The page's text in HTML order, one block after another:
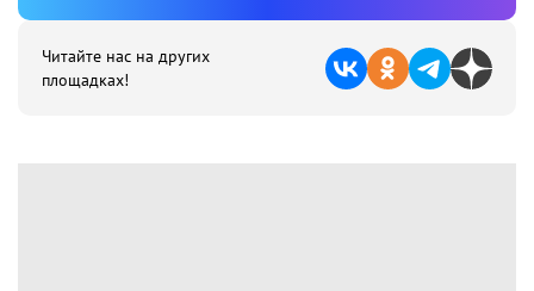
Читайте нас на других
площадках!